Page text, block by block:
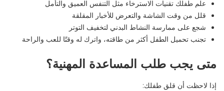
علم طفلك تقنيات الاسترخاء مثل التنفس العميق والتأمل
قلل من وقت الشاشة والتعرض للأخبار المقلقة
شجع على ممارسة النشاط البدني لتخفيف التوتر
تجنب تحميل الطفل أكثر من طاقته، واترك له وقتًا للعب والراحة
متى يجب طلب المساعدة المهنية؟
إذا لاحظت أن قلق طفلك: